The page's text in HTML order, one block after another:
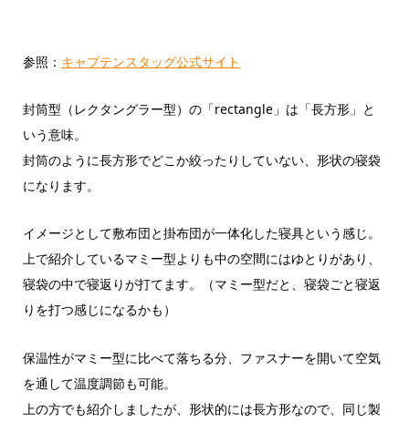
参照： キャプテンスタッグ公式サイト
封筒型（レクタングラー型）の「rectangle」は「長方形」と
いう意味。
封筒のように長方形でどこか絞ったりしていない、形状の寝袋
になります。
イメージとして敷布団と掛布団が一体化した寝具という感じ。
上で紹介しているマミー型よりも中の空間にはゆとりがあり、
寝袋の中で寝返りが打てます。（マミー型だと、寝袋ごと寝返
りを打つ感じになるかも）
保温性がマミー型に比べて落ちる分、ファスナーを開いて空気
を通して温度調節も可能。
上の方でも紹介しましたが、形状的には長方形なので、同じ製